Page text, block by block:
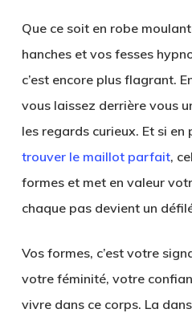
Que ce soit en robe
hanches et vos fesses
c’est encore plus flagrant.
vous laissez derrière vous
les regards curieux. Et si en
trouver le maillot parfait,
formes et met en valeur
chaque pas devient un
Vos formes, c’est votre
votre féminité, votre
vivre dans ce corps. La